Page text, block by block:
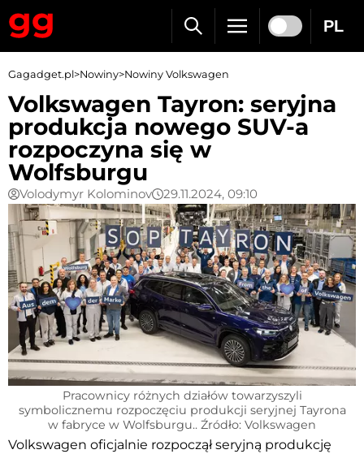
PL
Gagadget.pl>Nowiny>Nowiny Volkswagen
Volkswagen Tayron: seryjna
produkcja nowego SUV-a
rozpoczyna się w
Wolfsburgu
Volodymyr Kolominov 29.11.2024, 09:10
Pracownicy różnych działów towarzyszyli
symbolicznemu rozpoczęciu produkcji seryjnej Tayrona
w fabryce w Wolfsburgu.. Źródło: Volkswagen
Volkswagen oficjalnie rozpoczął seryjną produkcję